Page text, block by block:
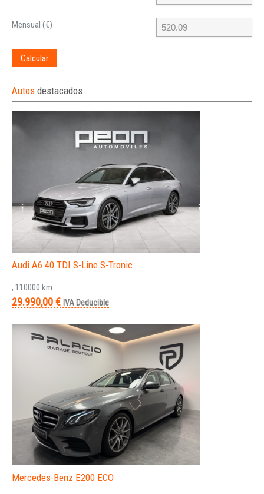
Mensual (€)
Calcular
Autos destacados
Audi A6 40 TDI S-Line S-Tronic
, 110000 km
29.990,00 € IVA Deducible
Mercedes-Benz E200 ECO